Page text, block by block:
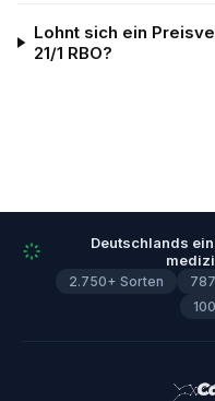
Lohnt sich ein
21/1 RBO?
Deutschlands
2.750+ Sorten